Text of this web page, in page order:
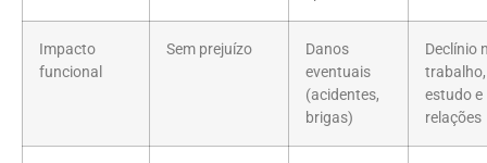
Impacto
funcional
Sem prejuízo
Danos
eventuais
(acidentes,
brigas)
Declínio
trabalho,
estudo e
relações